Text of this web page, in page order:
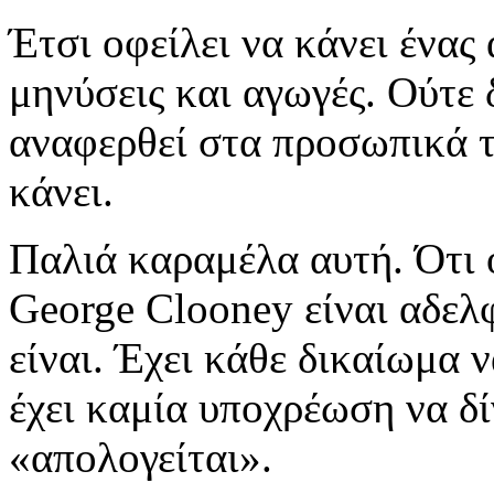
Έτσι οφείλει να κάνει
μηνύσεις και αγωγές. Ούτε
αναφερθεί στα προσωπικά
κάνει.
Παλιά καραμέλα αυτή. Ότι
George Clooney είναι
είναι. Έχει κάθε δικαίωμα
έχει καμία υποχρέωση να
«απολογείται».